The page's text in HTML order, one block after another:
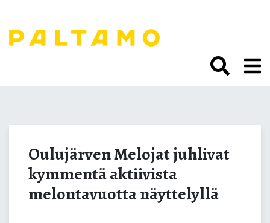
Oulujärven Melojat
juhlivat kymmentä
aktiivista melontavuotta
Oulujärven Melojat juhlivat
kymmentä aktiivista
melontavuotta näyttelyllä